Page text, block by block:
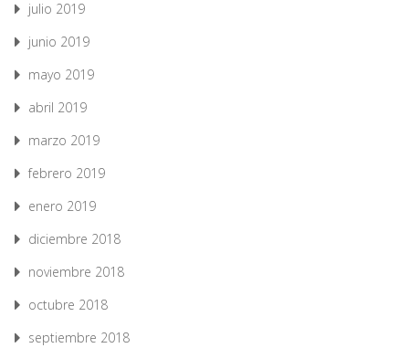
julio 2019
junio 2019
mayo 2019
abril 2019
marzo 2019
febrero 2019
enero 2019
diciembre 2018
noviembre 2018
octubre 2018
septiembre 2018